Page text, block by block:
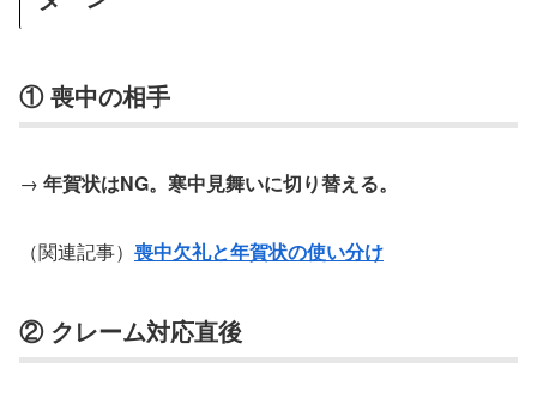
① 喪中の相手
→ 年賀状はNG。寒中見舞いに切り替える。
（関連記事） 喪中欠礼と年賀状の使い分け
② クレーム対応直後